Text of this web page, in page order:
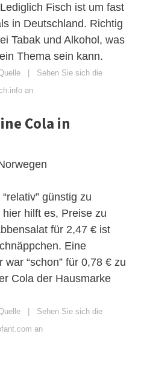
Fisch ist um fast
in Deutschland. Richtig
Tabak und Alkohol, was
Thema sein kann.
| Sehen Sie sich die
an
Cola in
günstig zu
hilft es, Preise zu
für 2,47 € ist
Eine
“schon” für 0,78 € zu
Cola der Hausmarke
| Sehen Sie sich die
an